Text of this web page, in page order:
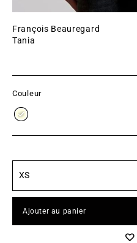
François Beauregard
Tania
Couleur
Ajouter au panier